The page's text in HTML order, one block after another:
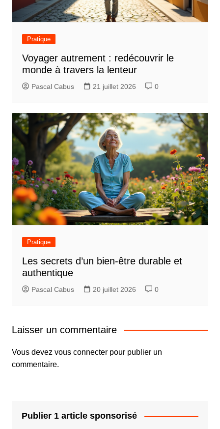
Pratique
Voyager autrement : redécouvrir le
monde à travers la lenteur
Pascal Cabus 21 juillet 2026 0
Pratique
Les secrets d’un bien-être durable et
authentique
Pascal Cabus 20 juillet 2026 0
Laisser un commentaire
Vous devez vous connecterpour publier un
commentaire.
Publier 1 article sponsorisé